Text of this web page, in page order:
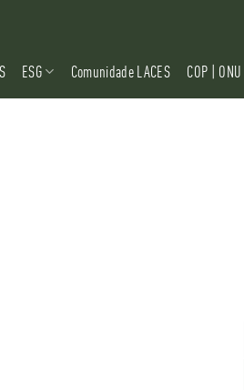
ESG Comunidade LACES COP | ONU